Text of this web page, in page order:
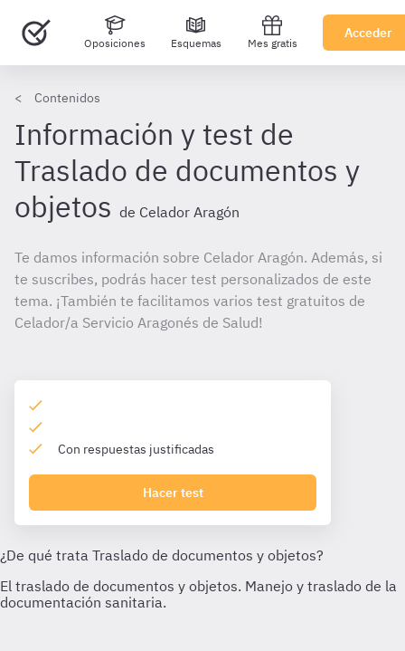
Oposiciones Esquemas Mes gratis
Acceder
Contenidos
Información y test de
Traslado de documentos y
objetos de Celador Aragón
Te damos información sobre Celador Aragón. Además, si
te suscribes, podrás hacer test personalizados de este
tema. ¡También te facilitamos varios test gratuitos de
Celador/a Servicio Aragonés de Salud!
Con respuestas justificadas
Hacer test